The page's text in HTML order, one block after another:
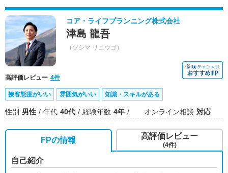
コア・ライフプランニング株式会社
津島 龍吾
（ツシマ リュウゴ）
高評価レビュー 4件
接客態度がいい 雰囲気がいい 知識・スキルがある
性別 男性 年代 40代 経験年数 4年 オンライン相談 対応
FPの情報
自己紹介
高評価レビュー
(4件)